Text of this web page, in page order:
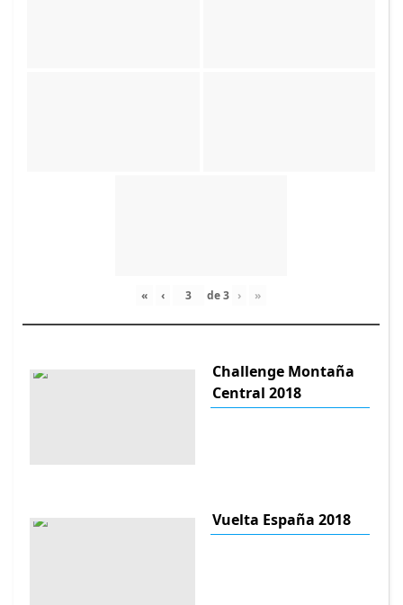
« ‹ de3 › »
Challenge Montaña
Central 2018
Vuelta España 2018